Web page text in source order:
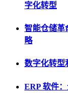
字化转型
智能仓储革
略
数字化转型
ERP 软件